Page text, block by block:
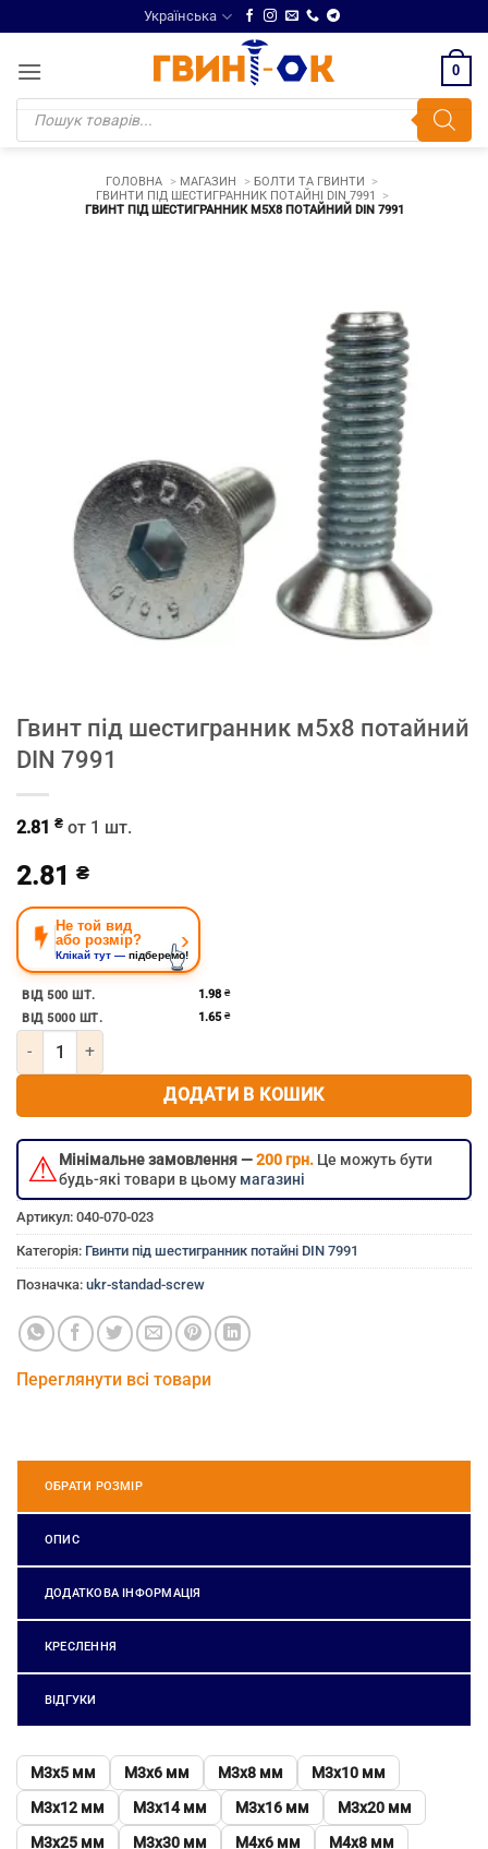
to
content
Українська
0
Products
search
ГОЛОВНА МАГАЗИН
БОЛТИ ТА ГВИНТИ
ГВИНТИ ПІД ШЕСТИГРАННИК ПОТАЙНІ DIN 7991
ГВИНТ ПІД ШЕСТИГРАННИК М5Х8 ПОТАЙНИЙ DIN 7991
Гвинт під шестигранник м5х8 потайний
DIN 7991
2.81 ₴ от 1 шт.
2.81 ₴
Не той вид
або розмір?
Клікай тут — підберемо!
›
👆
ВІД 500 ШТ. 1.98 ₴
ВІД 5000 ШТ. 1.65 ₴
Кількість Гвинт під шестигранник м5х8 потайний DIN 7991
ДОДАТИ В КОШИК
⚠Мінімальне замовлення —200 грн. Це можуть бути
будь-які товари в цьому магазині
Артикул: 040-070-023
Категорія: Гвинти під шестигранник потайні DIN 7991
Позначка: ukr-standad-screw
Переглянути всі товари
ОБРАТИ РОЗМІР
ОПИС
ДОДАТКОВА ІНФОРМАЦІЯ
КРЕСЛЕННЯ
ВІДГУКИ
М3х5 мм М3х6 мм М3х8 мм
М3х10 мм
М3х12 мм
М3х14 мм М3х16 мм
М3х20 мм
М3х25 мм
М3х30 мм М4х6 мм
М4х8 мм